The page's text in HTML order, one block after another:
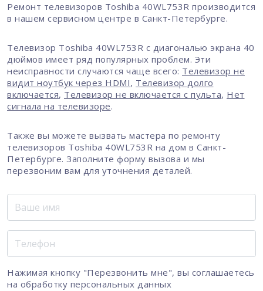
Ремонт телевизоров Toshiba 40WL753R производится
в нашем сервисном центре в Санкт-Петербурге.
Телевизор Toshiba 40WL753R с диагональю экрана 40
дюймов имеет ряд популярных проблем. Эти
неисправности случаются чаще всего: Телевизор не
видит ноутбук через HDMI, Телевизор долго
включается, Телевизор не включается с пульта, Нет
сигнала на телевизоре.
Также вы можете вызвать мастера по ремонту
телевизоров Toshiba 40WL753R на дом в Санкт-
Петербурге. Заполните форму вызова и мы
перезвоним вам для уточнения деталей.
Нажимая кнопку "Перезвонить мне", вы соглашаетесь
на обработку персональных данных